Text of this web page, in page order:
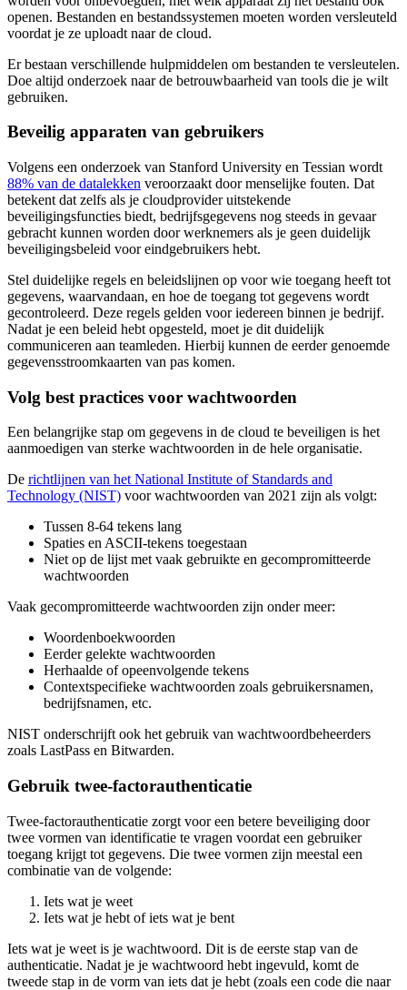
openen. Bestanden en bestandssystemen moeten worden versleuteld
voordat je ze uploadt naar de cloud.
Er bestaan verschillende hulpmiddelen om bestanden te versleutelen.
Doe altijd onderzoek naar de betrouwbaarheid van tools die je wilt
gebruiken.
Beveilig apparaten van gebruikers
Volgens een onderzoek van Stanford University en Tessian wordt
88% van de datalekken veroorzaakt door menselijke fouten. Dat
betekent dat zelfs als je cloudprovider uitstekende
beveiligingsfuncties biedt, bedrijfsgegevens nog steeds in gevaar
gebracht kunnen worden door werknemers als je geen duidelijk
beveiligingsbeleid voor eindgebruikers hebt.
Stel duidelijke regels en beleidslijnen op voor wie toegang heeft tot
gegevens, waarvandaan, en hoe de toegang tot gegevens wordt
gecontroleerd. Deze regels gelden voor iedereen binnen je bedrijf.
Nadat je een beleid hebt opgesteld, moet je dit duidelijk
communiceren aan teamleden. Hierbij kunnen de eerder genoemde
gegevensstroomkaarten van pas komen.
Volg best practices voor wachtwoorden
Een belangrijke stap om gegevens in de cloud te beveiligen is het
aanmoedigen van sterke wachtwoorden in de hele organisatie.
De richtlijnen van het National Institute of Standards and
Technology (NIST) voor wachtwoorden van 2021 zijn als volgt:
Tussen 8-64 tekens lang
Spaties en ASCII-tekens toegestaan
Niet op de lijst met vaak gebruikte en gecompromitteerde
wachtwoorden
Vaak gecompromitteerde wachtwoorden zijn onder meer:
Woordenboekwoorden
Eerder gelekte wachtwoorden
Herhaalde of opeenvolgende tekens
Contextspecifieke wachtwoorden zoals gebruikersnamen,
bedrijfsnamen, etc.
NIST onderschrijft ook het gebruik van wachtwoordbeheerders
zoals LastPass en Bitwarden.
Gebruik twee-factorauthenticatie
Twee-factorauthenticatie zorgt voor een betere beveiliging door
twee vormen van identificatie te vragen voordat een gebruiker
toegang krijgt tot gegevens. Die twee vormen zijn meestal een
combinatie van de volgende:
Iets wat je weet
Iets wat je hebt of iets wat je bent
Iets wat je weet is je wachtwoord. Dit is de eerste stap van de
authenticatie. Nadat je je wachtwoord hebt ingevuld, komt de
tweede stap in de vorm van iets dat je hebt (zoals een code die naar